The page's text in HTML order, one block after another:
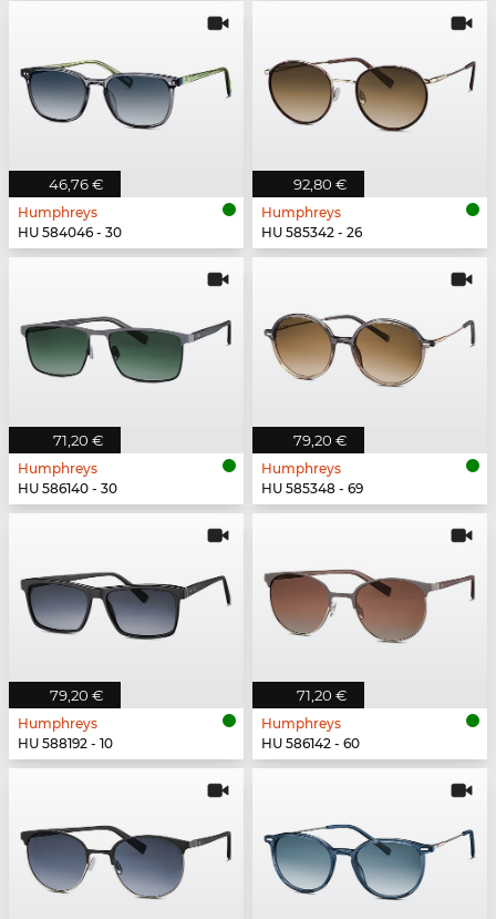
46,76 €
Humphreys
HU 584046 - 30
92,80 €
Humphreys
HU 585342 - 26
71,20 €
Humphreys
HU 586140 - 30
79,20 €
Humphreys
HU 585348 - 69
79,20 €
Humphreys
HU 588192 - 10
71,20 €
Humphreys
HU 586142 - 60